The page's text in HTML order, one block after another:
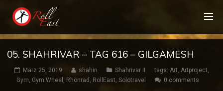
05. SHAHRIVAR – TAG 616 – GILGAMESH
März 25, 2019 shahin Shahrivar II tags: Art, Artproject,
Gym, Gym Wheel , Rhönrad , RollEast, Solotravel 0 comments